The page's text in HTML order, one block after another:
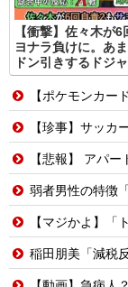
【衝撃】佐々木が
ヨナラ負けに。あ
ドン引きするドジ
【ポケモンカー
【珍事】サッカ
【悲報】 アパート契約ワイ「
弱者男性の特徴
【マジかよ】「トヨタ超えた
稲田朋美「減税